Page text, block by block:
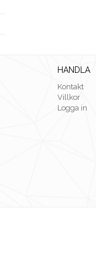
HANDLA
Kontakt
Villkor
Logga in